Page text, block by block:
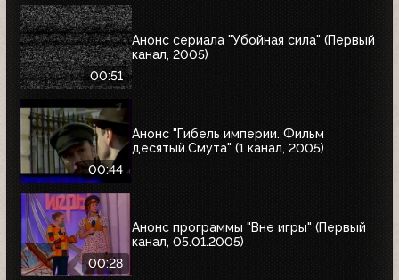
00:51
Анонс сериала "Убойная сила" (Первый
канал, 2005)
00:44
Анонс "Гибель империи. Фильм
десятый.Смута" (1 канал, 2005)
00:28
Анонс программы "Вне игры" (Первый
канал, 05.01.2005)